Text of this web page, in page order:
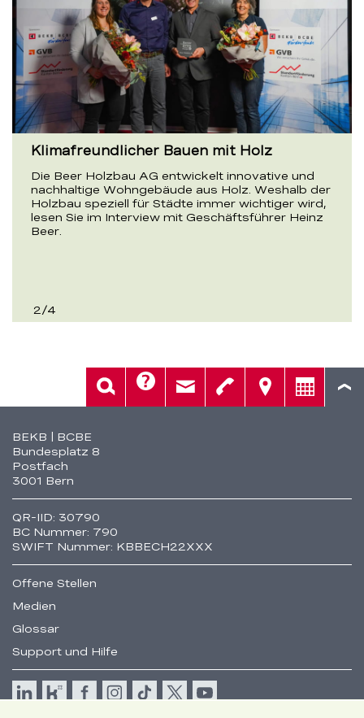
Klimafreundlicher Bauen mit Holz
Die Beer Holzbau AG entwickelt innovative und
nachhaltige Wohngebäude aus Holz. Weshalb der
Holzbau speziell für Städte immer wichtiger wird,
lesen Sie im Interview mit Geschäftsführer Heinz
Beer.
2/4
Fusszeile
BEKB | BCBE
Bundesplatz 8
Postfach
3001 Bern
QR-IID: 30790
BC Nummer: 790
SWIFT Nummer: KBBECH22XXX
Offene Stellen
Medien
Glossar
Support und Hilfe